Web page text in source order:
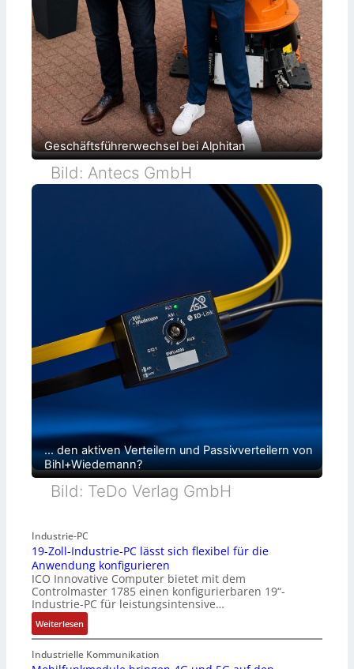
Geschäftsführerwechsel bei Alphitan
Bild: Antecs GmbH
… den aktiven Verteilern und Passivverteilern von
Bihl+Wiedemann?
Bild: TeDo Verlag GmbH
Industrie-PC
19-Zoll-Industrie-PC lässt sich flexibel für die
Anwendung konfigurieren
ICO Innovative Computer bietet mit dem
Controlmaster 1785 einen konfigurierbaren 19“-
Industrie-PC für leistungsintensive…
Weiterlesen:
1
9
Industrielle Kommunikation